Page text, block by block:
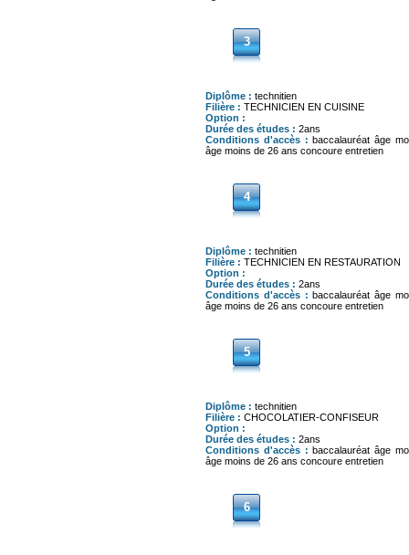
3
Diplôme : technitien
Filière : TECHNICIEN EN CUISINE
Option :
Durée des études : 2ans
Conditions d'accès : baccalauréat âge
âge moins de 26 ans concoure entretien
4
Diplôme : technitien
Filière : TECHNICIEN EN RESTAURATION
Option :
Durée des études : 2ans
Conditions d'accès : baccalauréat âge
âge moins de 26 ans concoure entretien
5
Diplôme : technitien
Filière : CHOCOLATIER-CONFISEUR
Option :
Durée des études : 2ans
Conditions d'accès : baccalauréat âge
âge moins de 26 ans concoure entretien
6